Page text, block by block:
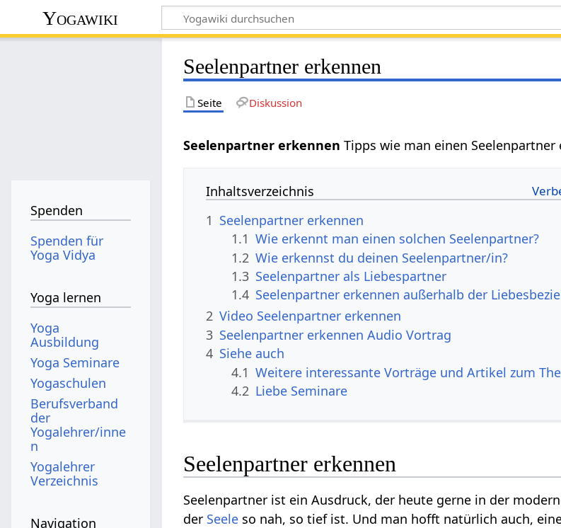
Yogawiki
Seelenpartner erkennen
Seite Diskussion
Seelenpartner erkennenTipps wie man einen Seelenpartner
Inhaltsverzeichnis
1 Seelenpartner erkennen
1.1 Wie erkennt man einen solchen Seelenpartner?
1.2 Wie erkennst du deinen Seelenpartner/in?
1.3 Seelenpartner als Liebespartner
1.4 Seelenpartner erkennen außerhalb der
2 Video Seelenpartner erkennen
3 Seelenpartner erkennen Audio Vortrag
4 Siehe auch
4.1 Weitere interessante Vorträge und Artikel zum
4.2 Liebe Seminare
Seelenpartner erkennen
Seelenpartner ist ein Ausdruck, der heute gerne in der
der Seele so nah, so tief ist. Und man hofft natürlich auch,
Spenden
Spenden für
Yoga Vidya
Yoga lernen
Yoga
Ausbildung
Yoga Seminare
Yogaschulen
Berufsverband
der
Yogalehrer/inne
n
Yogalehrer
Verzeichnis
Navigation